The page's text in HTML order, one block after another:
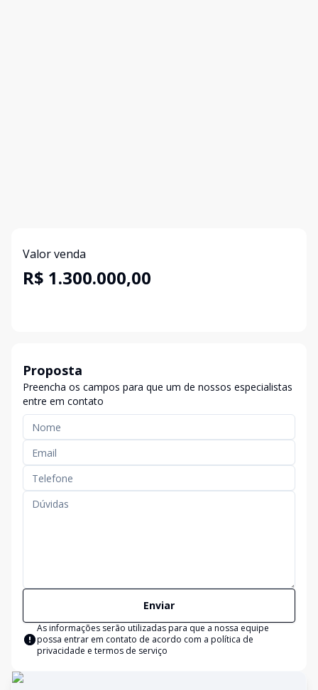
Valor venda
R$ 1.300.000,00
Proposta
Preencha os campos para que um de nossos especialistas
entre em contato
Enviar
As informações serão utilizadas para que a nossa equipe
possa entrar em contato de acordo com a política de
privacidade e termos de serviço